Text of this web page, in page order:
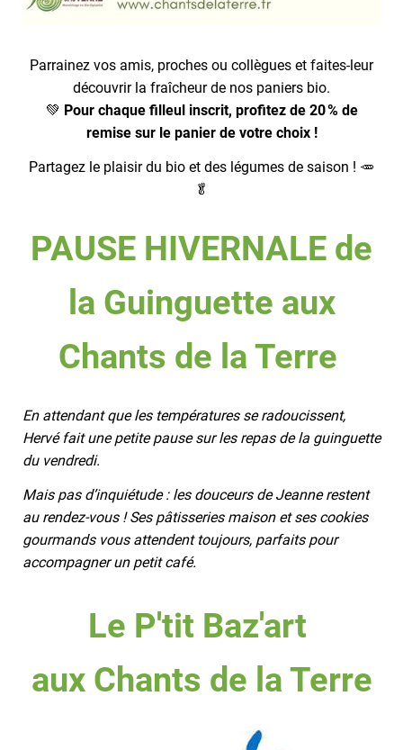
Parrainez vos amis, proches ou collègues et faites-leur
découvrir la fraîcheur de nos paniers bio.
💚 Pour chaque filleul inscrit, profitez de 20 % de
remise sur le panier de votre choix !
Partagez le plaisir du bio et des légumes de saison ! 🥕
🥬
PAUSE HIVERNALE de
la Guinguette aux
Chants de la Terre
En attendant que les températures se radoucissent,
Hervé fait une petite pause sur les repas de la guinguette
du vendredi.
Mais pas d’inquiétude : les douceurs de Jeanne restent
au rendez-vous ! Ses pâtisseries maison et ses cookies
gourmands vous attendent toujours, parfaits pour
accompagner un petit café.
Le P'tit Baz'art
aux Chants de la Terre